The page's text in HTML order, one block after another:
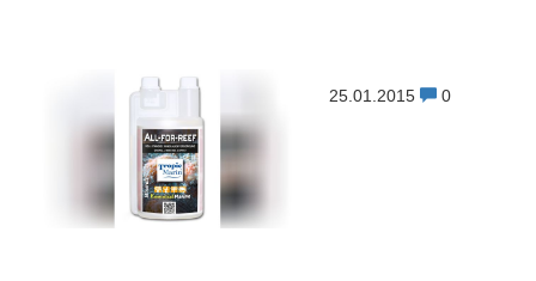
25.01.2015 0